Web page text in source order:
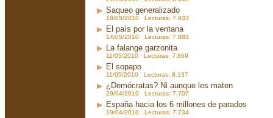
Saqueo generalizado
18/05/2010 Lecturas: 7.933
El país por la ventana
14/05/2010 Lecturas: 7.883
La falange garzonita
11/05/2010 Lecturas: 7.869
El sopapo
11/05/2010 Lecturas: 8.137
¿Demócratas? Ni aunque les maten
29/04/2010 Lecturas: 7.707
España hacia los 6 millones de parados
19/04/2010 Lecturas: 7.734